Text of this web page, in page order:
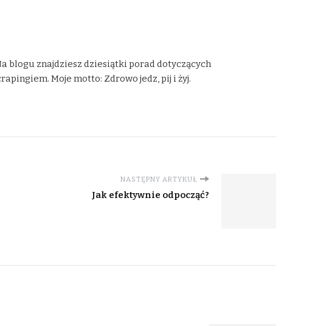
blogu znajdziesz dziesiątki porad dotyczących
Moje motto: Zdrowo jedz, pij i żyj.
NASTĘPNY ARTYKUŁ
Jak efektywnie odpocząć?